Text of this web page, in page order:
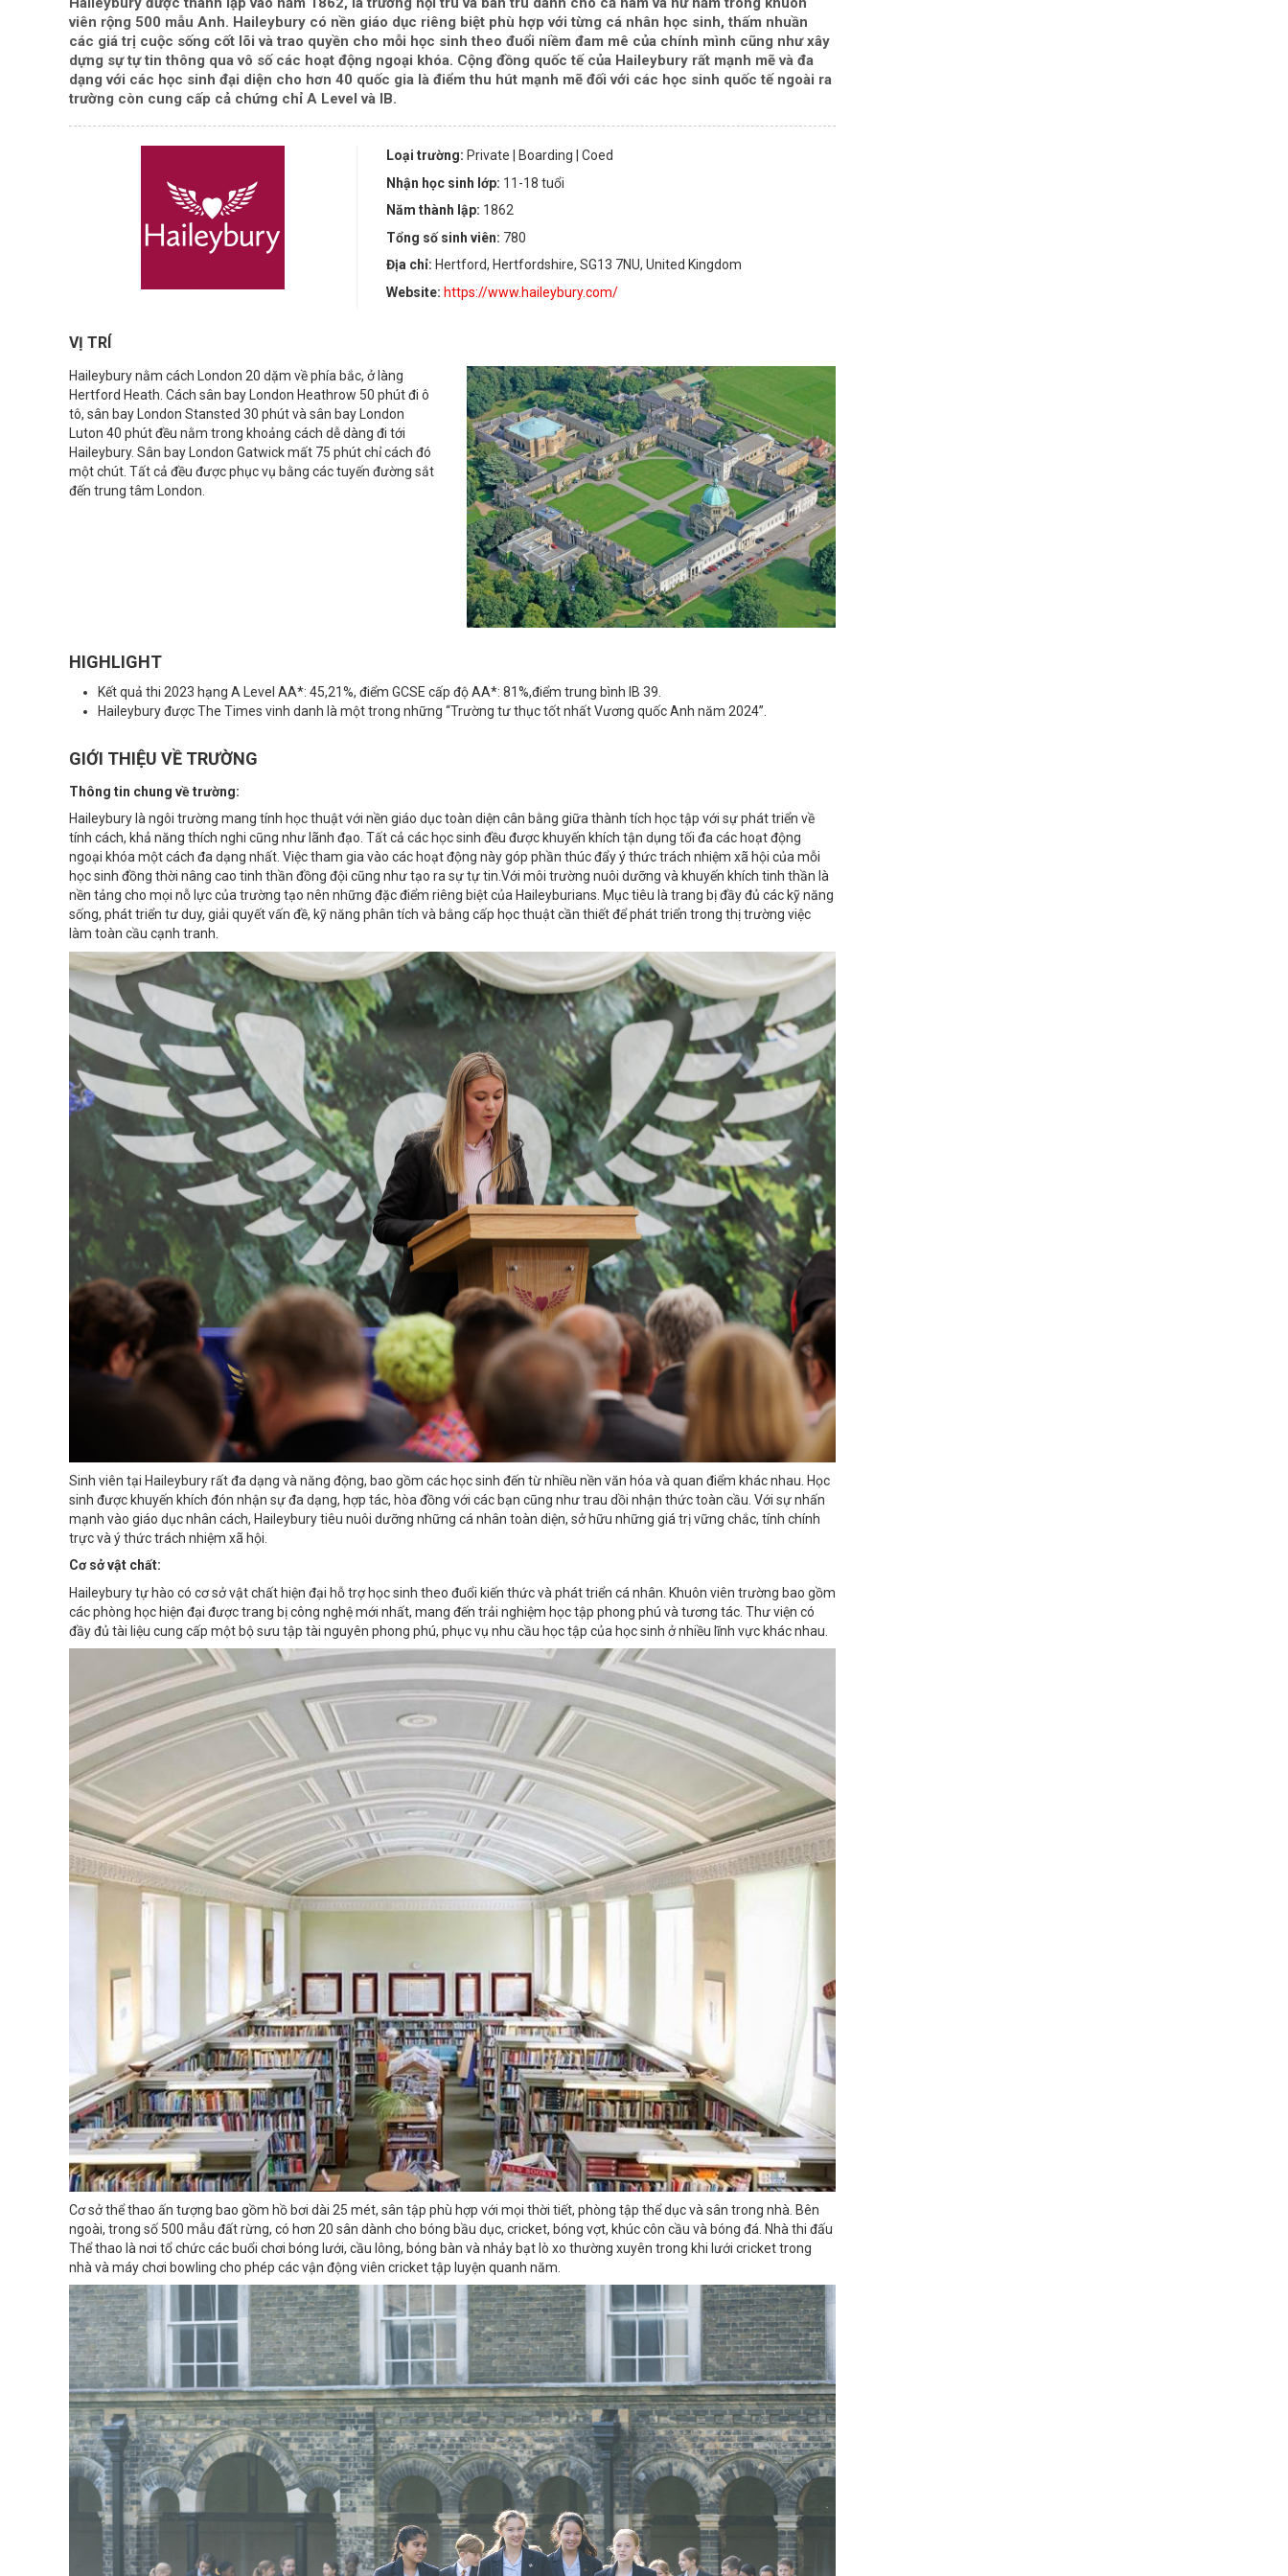
viên rộng 500 mẫu Anh. Haileybury có nền giáo dục riêng biệt phù hợp với từng cá nhân học sinh, thấm nhuần
các giá trị cuộc sống cốt lõi và trao quyền cho mỗi học sinh theo đuổi niềm đam mê của chính mình cũng như xây
dựng sự tự tin thông qua vô số các hoạt động ngoại khóa. Cộng đồng quốc tế của Haileybury rất mạnh mẽ và đa
dạng với các học sinh đại diện cho hơn 40 quốc gia là điểm thu hút mạnh mẽ đối với các học sinh quốc tế ngoài ra
trường còn cung cấp cả chứng chỉ A Level và IB.
Loại trường: Private | Boarding
| Coed
Nhận học sinh lớp: 11-18 tuổi
Năm thành lập: 1862
Tổng số sinh viên: 780
Địa chỉ: Hertford, Hertfordshire, SG13 7NU, United Kingdom
Website:https://www.haileybury.com/
VỊ TRÍ
Haileybury nằm cách London 20 dặm về phía bắc, ở làng
Hertford Heath. Cách sân bay London Heathrow 50 phút đi ô
tô, sân bay London Stansted 30 phút và sân bay London
Luton 40 phút đều nằm trong khoảng cách dễ dàng đi tới
Haileybury. Sân bay London Gatwick mất 75 phút chỉ cách đó
một chút. Tất cả đều được phục vụ bằng các tuyến đường sắt
đến trung tâm London.
HIGHLIGHT
Kết quả thi 2023 hạng A Level AA*: 45,21%, điểm GCSE cấp độ AA*: 81%,điểm trung bình IB 39.
Haileybury được The Times vinh danh là một trong những “Trường tư thục tốt nhất Vương quốc Anh năm 2024”.
GIỚI THIỆU VỀ TRƯỜNG
Thông tin chung về trường:
Haileybury là ngôi trường mang tính học thuật với nền giáo dục toàn diện cân bằng giữa thành tích học tập với sự phát triển về
tính cách, khả năng thích nghi cũng như lãnh đạo. Tất cả các học sinh đều được khuyến khích tận dụng tối đa các hoạt động
ngoại khóa một cách đa dạng nhất. Việc tham gia vào các hoạt động này góp phần thúc đẩy ý thức trách nhiệm xã hội của mỗi
học sinh đồng thời nâng cao tinh thần đồng đội cũng như tạo ra sự tự tin.Với môi trường nuôi dưỡng và khuyến khích tinh thần là
nền tảng cho mọi nỗ lực của trường tạo nên những đặc điểm riêng biệt của Haileyburians. Mục tiêu là trang bị đầy đủ các kỹ năng
sống, phát triển tư duy, giải quyết vấn đề, kỹ năng phân tích và bằng cấp học thuật cần thiết để phát triển trong thị trường việc
làm toàn cầu cạnh tranh.
Sinh viên tại Haileybury rất đa dạng và năng động, bao gồm các học sinh đến từ nhiều nền văn hóa và quan điểm khác nhau. Học
sinh được khuyến khích đón nhận sự đa dạng, hợp tác, hòa đồng với các bạn cũng như trau dồi nhận thức toàn cầu. Với sự nhấn
mạnh vào giáo dục nhân cách, Haileybury tiêu nuôi dưỡng những cá nhân toàn diện, sở hữu những giá trị vững chắc, tính chính
trực và ý thức trách nhiệm xã hội.
Cơ sở vật chất:
Haileybury tự hào có cơ sở vật chất hiện đại hỗ trợ học sinh theo đuổi kiến thức và phát triển cá nhân. Khuôn viên trường bao gồm
các phòng học hiện đại được trang bị công nghệ mới nhất, mang đến trải nghiệm học tập phong phú và tương tác. Thư viện có
đầy đủ tài liệu cung cấp một bộ sưu tập tài nguyên phong phú, phục vụ nhu cầu học tập của học sinh ở nhiều lĩnh vực khác nhau.
Cơ sở thể thao ấn tượng bao gồm hồ bơi dài 25 mét, sân tập phù hợp với mọi thời tiết, phòng tập thể dục và sân trong nhà. Bên
ngoài, trong số 500 mẫu đất rừng, có hơn 20 sân dành cho bóng bầu dục, cricket, bóng vợt, khúc côn cầu và bóng đá. Nhà thi đấu
Thể thao là nơi tổ chức các buổi chơi bóng lưới, cầu lông, bóng bàn và nhảy bạt lò xo thường xuyên trong khi lưới cricket trong
nhà và máy chơi bowling cho phép các vận động viên cricket tập luyện quanh năm.